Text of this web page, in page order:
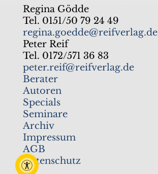
Regina Gödde
Tel. 0151/50 79 24 49
regina.goedde@reifverlag.de
Peter Reif
Tel. 0172/571 36 83
peter.reif@reifverlag.de
Berater
Autoren
Specials
Seminare
Archiv
Impressum
AGB
Datenschutz